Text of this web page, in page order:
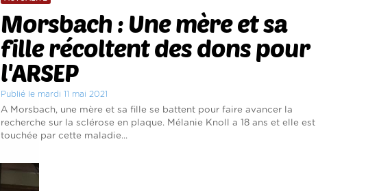
Morsbach : Une mère et sa
fille récoltent des dons pour
l'ARSEP
Publié le mardi 11 mai 2021
A Morsbach, une mère et sa fille se battent pour faire avancer la
recherche sur la sclérose en plaque. Mélanie Knoll a 18 ans et elle est
touchée par cette maladie...